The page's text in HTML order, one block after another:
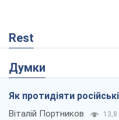
Rest
Думки
Як протидіяти
Віталій Портников 13,8